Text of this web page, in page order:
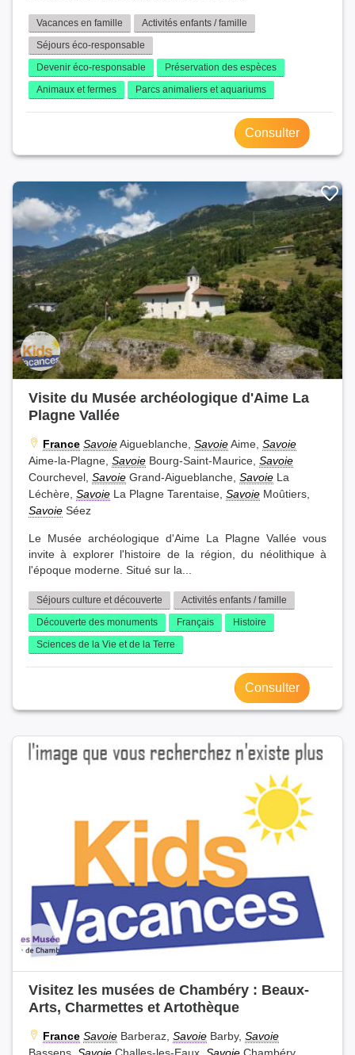
Vacances en famille
Activités enfants / famille
Séjours éco-responsable
Devenir éco-responsable
Préservation des espèces
Animaux et fermes
Parcs animaliers et aquariums
Consulter
Visite du Musée archéologique d'Aime La
Plagne Vallée
France SavoieAigueblanche, SavoieAime, Savoie
Aime-la-Plagne, Savoie Bourg-Saint-Maurice, Savoie
Courchevel, Savoie Grand-Aigueblanche, Savoie La
Léchère, Savoie La Plagne Tarentaise, Savoie Moûtiers,
Savoie Séez
Le Musée archéologique d'Aime La Plagne Vallée vous
invite à explorer l'histoire de la région, du néolithique à
l'époque moderne. Situé sur la...
Séjours culture et découverte
Activités enfants / famille
Découverte des monuments
Français
Histoire
Sciences de la Vie et de la Terre
Consulter
Visitez les musées de Chambéry : Beaux-
Arts, Charmettes et Artothèque
France Savoie Barberaz, Savoie Barby, Savoie